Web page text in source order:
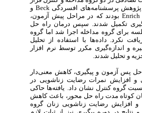
پژوهش پرسشنامه‌های افسردگیBeckو
بودند که در مراحل پیش آزمون،
تکمیل شدند. سپس درمان راه حل
گروه مداخله اجرا شد اما گروه
نکرد. داده‌ها با استفاده از تحلیل
و اندازه‌گیری مکرر توسط نرم افزار
و تحلیل شدند.
پس آزمون و پیگیری، کاهش معنی‌دار
افزایش نمرات رضایت زناشویی در
گروه کنترل نشان داد. یافته‌ها حاکی
کوتاه مدت راه حل محور، باعث کاهش
افزایش رضایت زناشویی زنان گروه